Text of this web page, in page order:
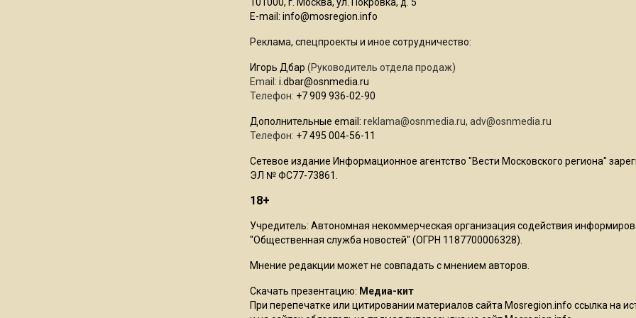
E-mail: info@mosregion.info
Реклама, спецпроекты и иное сотрудничество:
Игорь Дбар (Руководитель отдела продаж)
Email: i.dbar@osnmedia.ru
Телефон: +7 909 936-02-90
Дополнительные email: reklama@osnmedia.ru, adv@osnmedia.ru
Телефон: +7 495 004-56-11
Сетевое издание Информационное агентство "Вести Московского региона"
ЭЛ № ФС77-73861.
18+
Учредитель: Автономная некоммерческая организация содействия
"Общественная служба новостей" (ОГРН 1187700006328).
Мнение редакции может не совпадать с мнением авторов.
Скачать презентацию: Медиа-кит
При перепечатке или цитировании материалов сайта Mosregion.info ссылка на